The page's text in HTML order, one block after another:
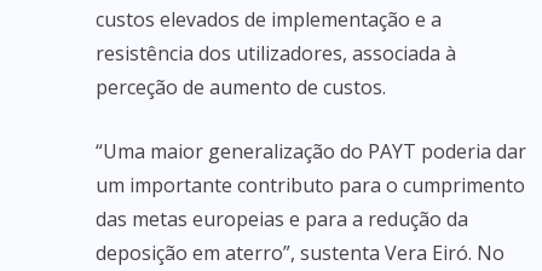
custos elevados de implementação e a
resistência dos utilizadores, associada à
perceção de aumento de custos.
“Uma maior generalização do PAYT poderia dar
um importante contributo para o cumprimento
das metas europeias e para a redução da
deposição em aterro”, sustenta Vera Eiró. No